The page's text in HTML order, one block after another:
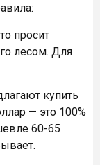
просит
лесом. Для
купить
— это 100%
60-65